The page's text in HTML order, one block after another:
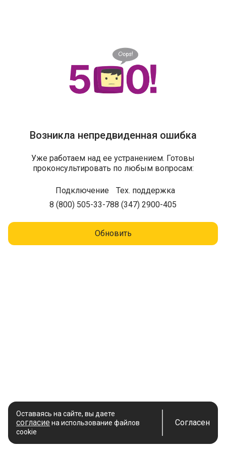
Возникла непредвиденная ошибка
Уже работаем над ее устранением. Готовы
проконсультировать по любым вопросам:
Подключение
8 (800) 505-33-78
Тех. поддержка
8 (347) 2900-405
Обновить
Оставаясь на сайте, вы даете
согласие на использование файлов
cookie
Согласен